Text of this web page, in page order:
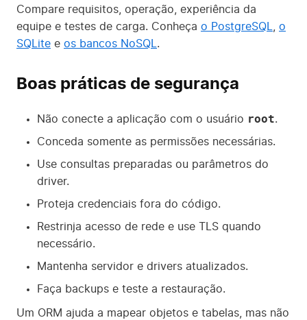
Compare requisitos, operação, experiência da
equipe e testes de carga. Conheça o PostgreSQL
o
SQLite e os bancos NoSQL .
Boas práticas de segurança
Não conecte a aplicação com o usuário root.
Conceda somente as permissões necessárias.
Use consultas preparadas ou parâmetros do
driver.
Proteja credenciais fora do código.
Restrinja acesso de rede e use TLS quando
necessário.
Mantenha servidor e drivers atualizados.
Faça backups e teste a restauração.
Um ORM ajuda a mapear objetos e tabelas, mas não